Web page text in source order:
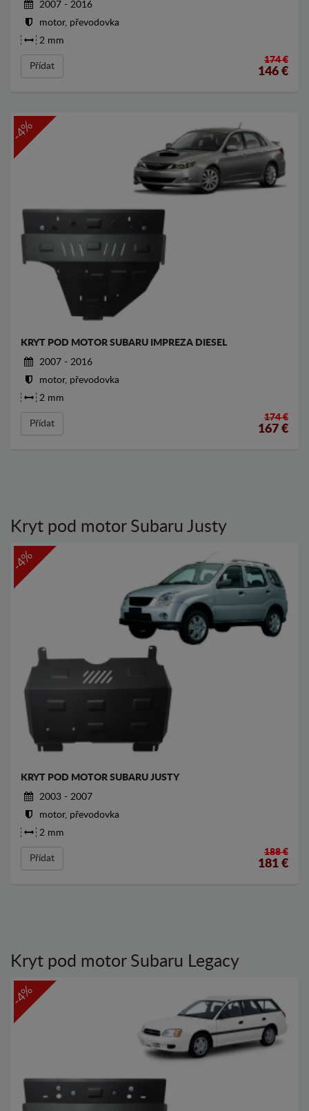
2007 - 2016
motor, převodovka
2 mm
Přídat
174 €
146 €
-4%
KRYT POD MOTOR SUBARU IMPREZA DIESEL
2007 - 2016
motor, převodovka
2 mm
Přídat
174 €
167 €
Kryt pod motor Subaru Justy
-4%
KRYT POD MOTOR SUBARU JUSTY
2003 - 2007
motor, převodovka
2 mm
Přídat
188 €
181 €
Kryt pod motor Subaru Legacy
-4%